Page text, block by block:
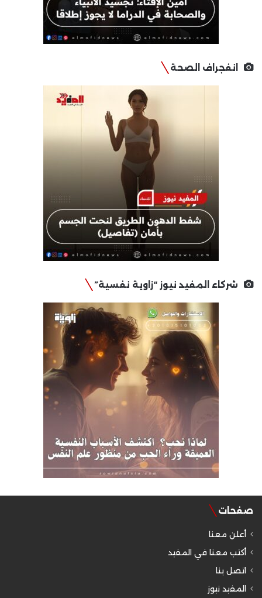
انفجراف الصحة
شركاء المفيد نيوز “زاوية نفسية”
صفحات
أعلن معنا
أكتب معنا في المفيد
اتصل بنا
المفيد نيوز